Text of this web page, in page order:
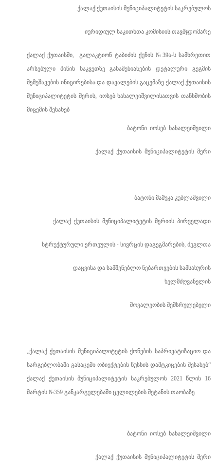
ქალაქ ქუთაისის მუნიციპალიტეტის საკრებულოს
იურიდიულ საკითხთა კომისიის თავმჯდომარე
ქალაქ ქუთაისში, გალაკტიონ ტაბიძის ქუჩის№ 39ა-ს სამხრეთით
არსებული მიწის ნაკვეთზე განაშენიანების დეტალური გეგმის
შემუშავების ინიცირებისა და დავალების გაცემაზე ქალაქ ქუთაისის
მუნიციპალიტეტის მერის, იოსებ ხახალეიშვილისათვის თანხმობის
მიცემის შესახებ
ბატონი იოსებ ხახალეიშვილი
ქალაქ ქუთაისის მუნიციპალიტეტის მერი
ბატონი მამუკა კუბლაშვილი
ქალაქ ქუთაისის მუნიციპალიტეტის მერიის პირველადი
სტრუქტურული ერთეულის - სივრცის დაგეგმარების, ძეგლთა
დაცვისა და სამშენებლო ნებართვების სამსახურის
ხელმძღვანელის
მოვალეობის შემსრულებელი
„ქალაქ ქუთაისის მუნიციპალიტეტის ქონების საპრივატიზაციო და
სარგებლობაში გასაცემი ობიექტების ნუსხის დამტკიცების შესახებ“
ქალაქ
ქუთაისის მუნიციპალიტეტის საკრებულოს 2021წლის
16
მარტის №359 განკარგულებაში ცვლილების შეტანის თაობაზე
ბატონი იოსებ ხახალეიშვილი
ქალაქ ქუთაისის მუნიციპალიტეტის მერი